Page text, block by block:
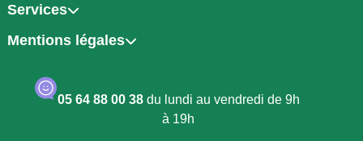
Services
Mentions légales
05 64 88 00 38du lundi au vendredi de 9h
à 19h